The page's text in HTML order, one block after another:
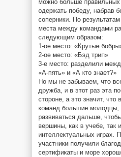
можно больше правильных
одержать победу, набрав
соперники. По
места между командами
следующим образом:
1-ое место: «Крутые
2-ое место: «Бэд трип»
3-е место: разделили
«А-пять» и «А кто знает?»
Но мы не забываем, что
дружба, и в этот раз эта
стороне, а это значит, что
команд большие
развиваться дальше,
вершины, как в учебе, так
интеллектуальных играх.
участники получили
сертификаты и море